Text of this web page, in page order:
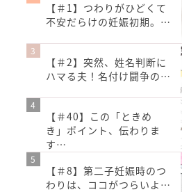
【＃1】つわりがひどくて
不安だらけの妊娠初期。…
【＃2】突然、姓名判断に
ハマる夫！名付け闘争の…
【＃40】この「ときめ
き」ポイント、伝わりま
す…
【＃8】第二子妊娠時のつ
わりは、ココがつらいよ…